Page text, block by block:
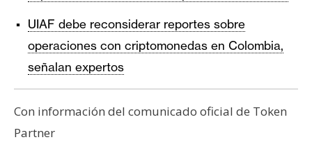
i
d
a
UIAF debe reconsiderar reportes sobre
operaciones con criptomonedas en Colombia,
señalan expertos
Con información del comunicado oficial de Token
Partner